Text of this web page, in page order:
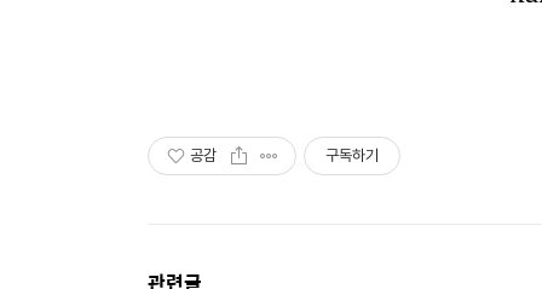
공감 구독하기
관련글